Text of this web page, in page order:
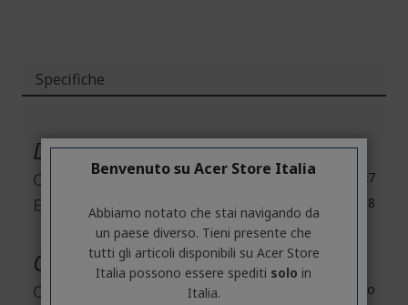
Specifiche
Dettagli del prodotto
Codice produttore 10561827
EAN 4099883041008
Caratteristiche fisiche
Colore Nero
Benvenuto su Acer Store Italia
Abbiamo notato che stai navigando da
un paese diverso. Tieni presente che
tutti gli articoli disponibili su Acer Store
Italia possono essere spediti solo in
Italia.